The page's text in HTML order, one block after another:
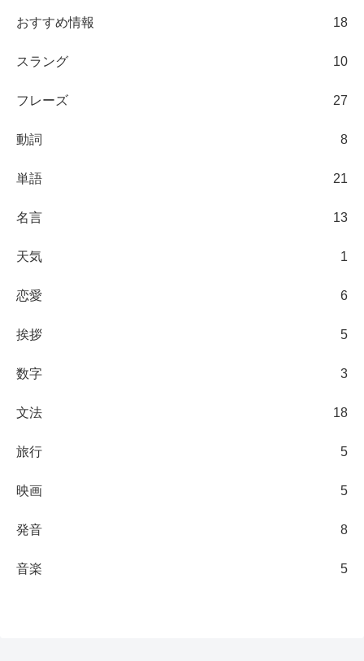
おすすめ情報 18
スラング 10
フレーズ 27
動詞 8
単語 21
名言 13
天気 1
恋愛 6
挨拶 5
数字 3
文法 18
旅行 5
映画 5
発音 8
音楽 5